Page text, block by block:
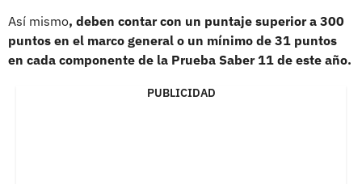
Así mismo, deben contar con un puntaje superior a 300
puntos en el marco general o un mínimo de 31 puntos
en cada componente de la Prueba Saber 11 de este año.
PUBLICIDAD